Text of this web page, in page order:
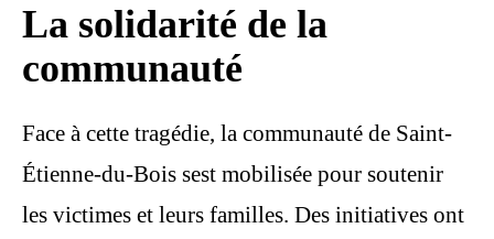
La solidarité de la
communauté
Face à cette tragédie, la communauté de Saint-
Étienne-du-Bois sest mobilisée pour soutenir
les victimes et leurs familles. Des initiatives ont